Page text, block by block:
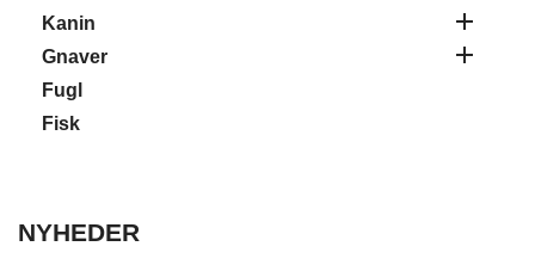
Kanin 
Gnaver 
Fugl
Fisk
NYHEDER